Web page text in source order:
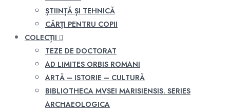
ȘTIINȚĂ ȘI TEHNICĂ
CĂRȚI PENTRU COPII
COLECȚII
TEZE DE DOCTORAT
AD LIMITES ORBIS ROMANI
ARTĂ – ISTORIE – CULTURĂ
BIBLIOTHECA MVSEI MARISIENSIS. SERIES
ARCHAEOLOGICA